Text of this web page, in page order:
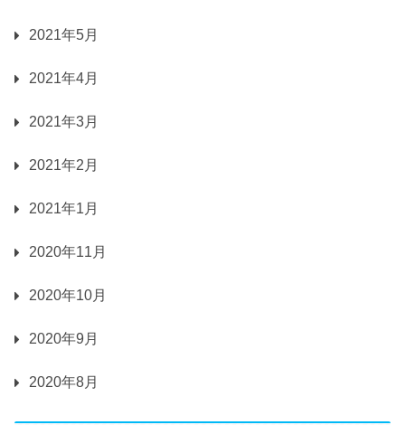
2021年5月
2021年4月
2021年3月
2021年2月
2021年1月
2020年11月
2020年10月
2020年9月
2020年8月